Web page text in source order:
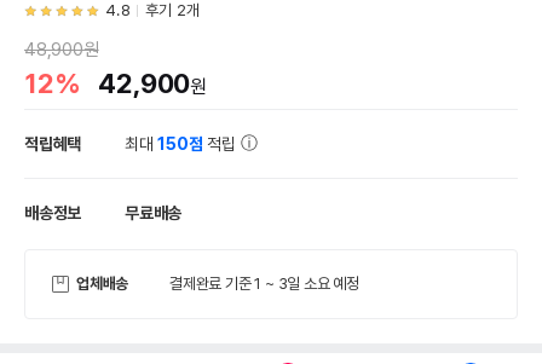
4.8 후기 2개
48,900원
12% 42,900원
적립혜택 최대150점 적립
배송정보 무료배송
업체배송 결제완료 기준 1 ~ 3일 소요 예정